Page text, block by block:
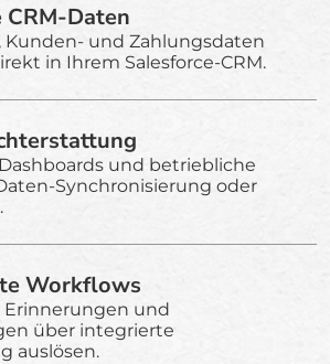
Daten
Kunden- und Zahlungsdaten
in Ihrem Salesforce-CRM.
und betriebliche
Synchronisierung oder
Workflows
und
über integrierte
auslösen.